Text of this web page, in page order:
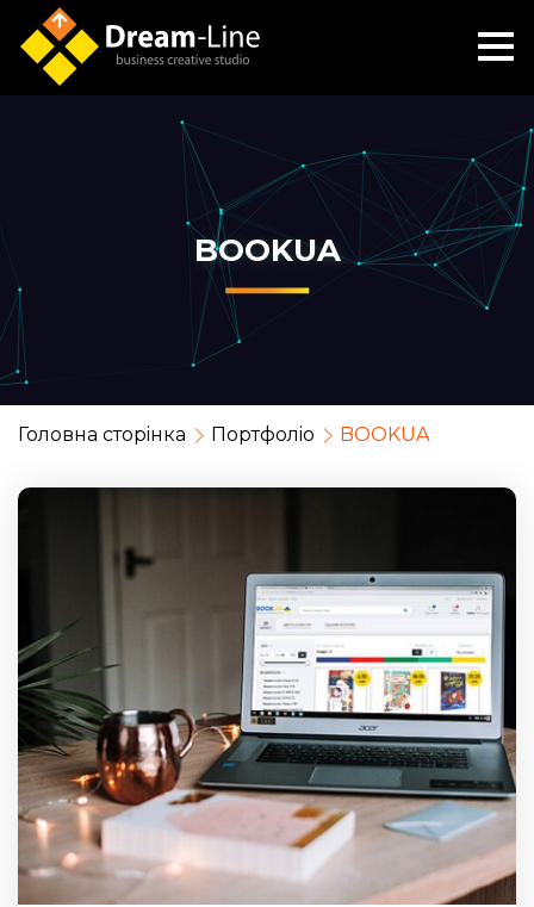
BOOKUA
Головна сторiнка Портфолiо BOOKUA